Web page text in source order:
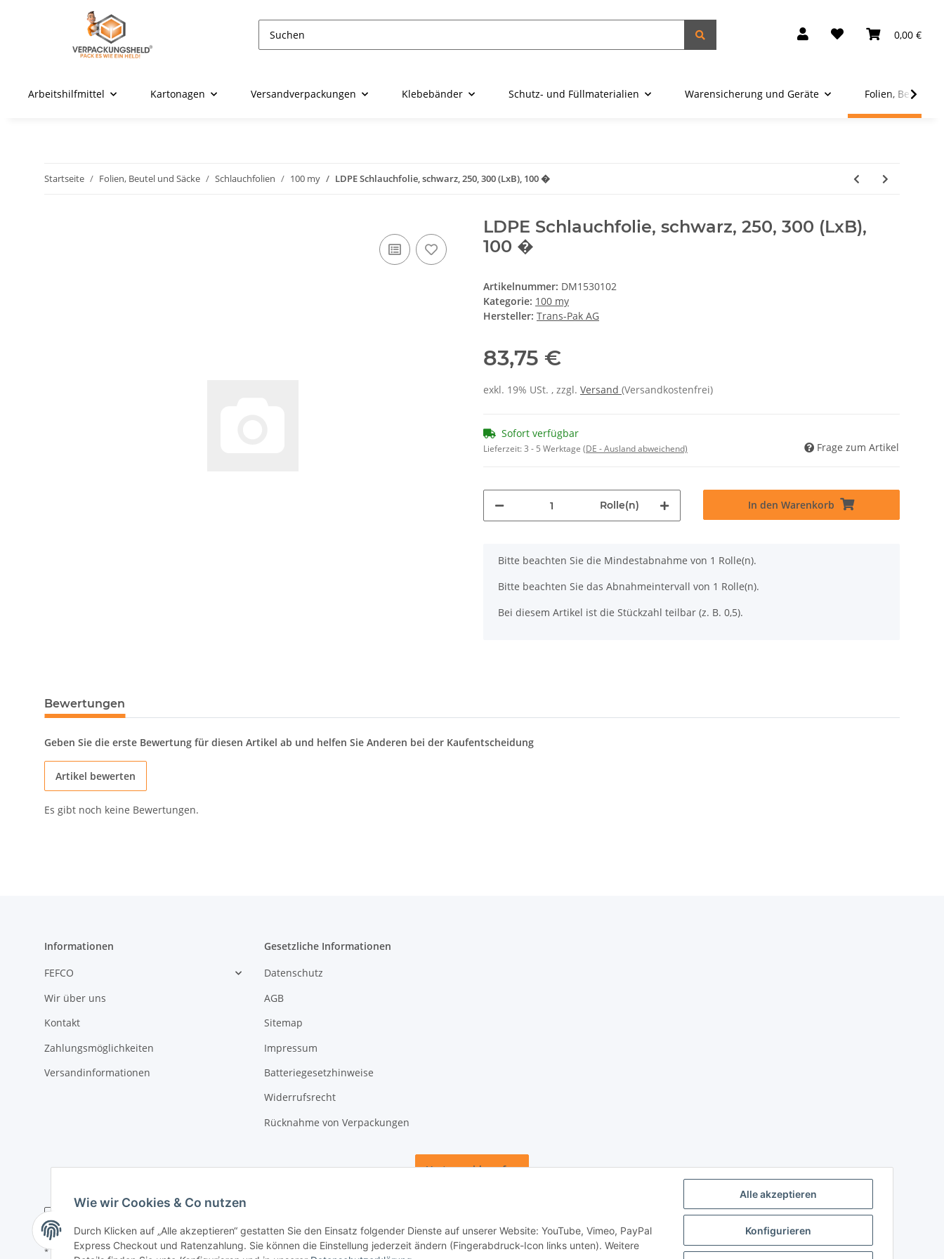
0,00 €
Arbeitshilfmittel Kartonagen Versandverpackungen Klebebänder Schutz- und Füllmaterialien Warensicherung und Geräte Folien, Beutel
Startseite Folien, Beutel und Säcke Schlauchfolien 100 my LDPE Schlauchfolie, schwarz, 250, 300 (LxB), 100 �
LDPE Schlauchfolie, schwarz, 250, 300 (LxB),
100 �
Artikelnummer: DM1530102
Kategorie: 100 my
Hersteller: Trans-Pak AG
83,75 €
exkl. 19% USt. , zzgl. Versand (Versandkostenfrei)
Sofort verfügbar
Lieferzeit:3 - 5 Werktage (DE - Ausland abweichend) Frage zum Artikel
Rolle(n) In den Warenkorb
x
Bitte beachten Sie die Mindestabnahme von 1 Rolle(n).
Bitte beachten Sie das Abnahmeintervall von 1 Rolle(n).
Bei diesem Artikel ist die Stückzahl teilbar (z. B. 0,5).
Bewertungen
Geben Sie die erste Bewertung für diesen Artikel ab und helfen Sie Anderen bei der Kaufentscheidung
Artikel bewerten
Es gibt noch keine Bewertungen.
Informationen
FEFCO
Wir über uns
Kontakt
Zahlungsmöglichkeiten
Versandinformationen
Gesetzliche Informationen
Datenschutz
AGB
Sitemap
Impressum
Batteriegesetzhinweise
Widerrufsrecht
Rücknahme von Verpackungen
Vertrag widerrufen
* Alle Preise zzgl. gesetzlicher USt., zzgl.Versand
Wie wir Cookies & Co nutzen
Durch Klicken auf „Alle akzeptieren“ gestatten Sie den Einsatz folgender Dienste auf unserer Website: YouTube, Vimeo, PayPal
Express Checkout und Ratenzahlung. Sie können die Einstellung jederzeit ändern (Fingerabdruck-Icon links unten). Weitere
Alle akzeptieren
Konfigurieren